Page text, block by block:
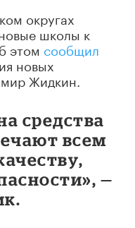
округах
школы к
этом сообщил
новых
Жидкин.
средства
всем
—